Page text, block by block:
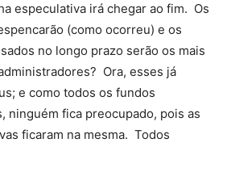
especulativa irá chegar ao fim. Os
(como ocorreu) e os
no longo prazo serão os mais
Ora, esses já
e como todos os fundos
ninguém fica preocupado, pois as
ficaram na mesma. Todos